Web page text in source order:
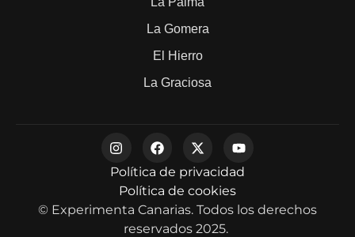
La Gomera
El Hierro
La Graciosa
© Experimenta Canarias. Todos los derechos
reservados 2025.
Política de privacidad
Política de cookies